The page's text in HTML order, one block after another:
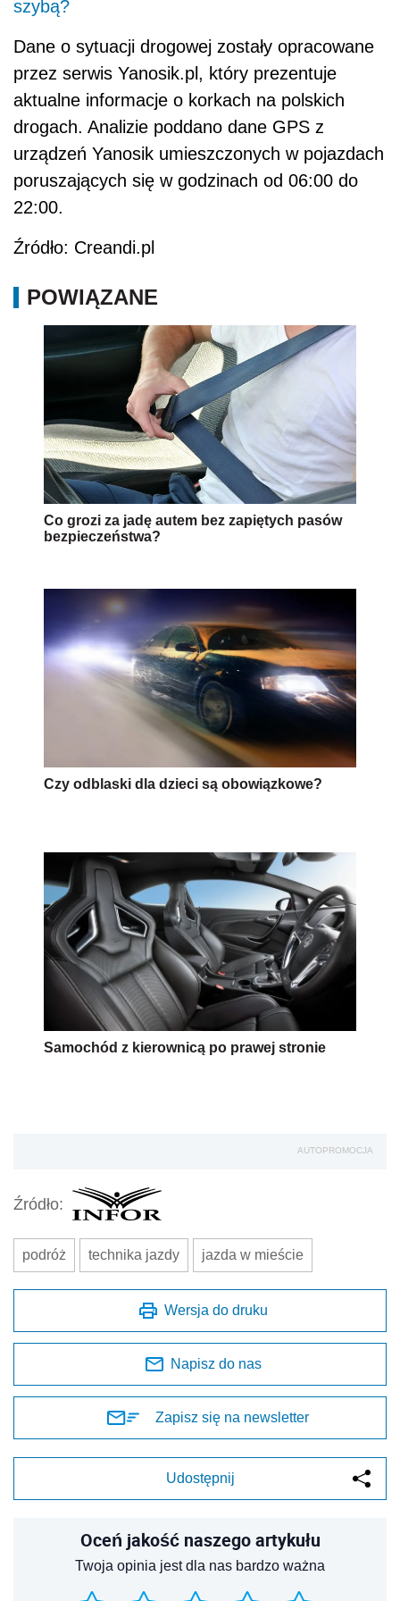
szybą?
Dane o sytuacji drogowej zostały opracowane
przez serwis Yanosik.pl, który prezentuje
aktualne informacje o korkach na polskich
drogach. Analizie poddano dane GPS z
urządzeń Yanosik umieszczonych w pojazdach
poruszających się w godzinach od 06:00 do
22:00.
Źródło: Creandi.pl
POWIĄZANE
Co grozi za jadę autem bez zapiętych pasów
bezpieczeństwa?
Czy odblaski dla dzieci są obowiązkowe?
Samochód z kierownicą po prawej stronie
AUTOPROMOCJA
Źródło:
podróż technika jazdy jazda w mieście
Wersja do druku
Napisz do nas
Zapisz się na newsletter
Udostępnij
Oceń jakość naszego artykułu
Twoja opinia jest dla nas bardzo ważna